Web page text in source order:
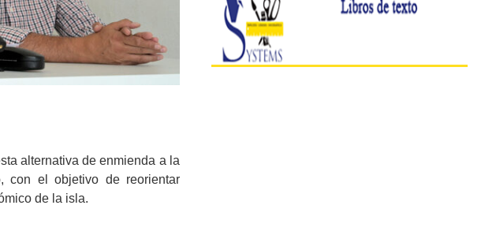
alternativa de enmienda a la
con el objetivo de reorientar
de la isla.